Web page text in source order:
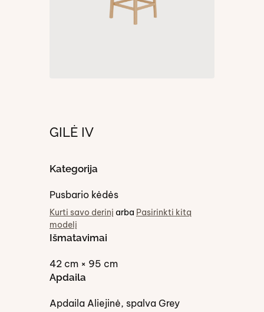
GILĖ IV
Kategorija
Pusbario kėdės
Kurti savo derinį arba Pasirinkti kitą
modelį
Išmatavimai
42 cm × 95 cm
Apdaila
Apdaila Aliejinė, spalva Grey